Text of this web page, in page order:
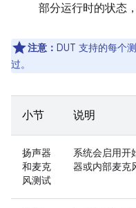
部分运行时的状态
注意： DUT 支持的每个
过。
小节 说明
扬声器
和麦克
风测试
系统会启用开
器或内部麦克